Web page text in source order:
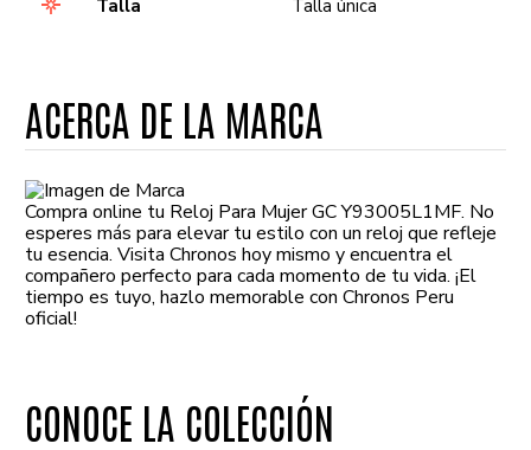
Talla Talla única
ACERCA DE LA MARCA
Compra online tu Reloj Para Mujer GC Y93005L1MF. No
esperes más para elevar tu estilo con un reloj que refleje
tu esencia. Visita Chronos hoy mismo y encuentra el
compañero perfecto para cada momento de tu vida. ¡El
tiempo es tuyo, hazlo memorable con Chronos Peru
oficial!
CONOCE LA COLECCIÓN